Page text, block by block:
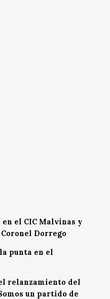
el CIC Malvinas y
Dorrego
punta en el
relanzamiento del
un partido de